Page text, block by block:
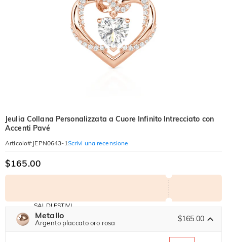
Jeulia Collana Personalizzata a Cuore Infinito Intrecciato con
Accenti Pavé
Articolo#: JEPN0643-1Scrivi una recensione
$165.00
SALDI ESTIVI
-10%
SU TUTTO
SUL 2°
Copia
Metallo
Argento placcato oro rosa $165.00